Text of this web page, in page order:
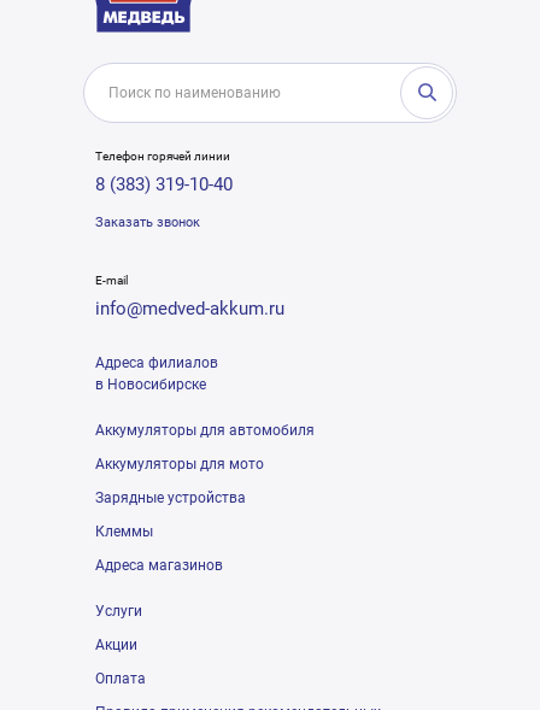
Телефон горячей линии
8 (383) 319-10-40
Заказать звонок
E-mail
info@medved-akkum.ru
Адреса филиалов
в Новосибирске
Аккумуляторы для автомобиля
Аккумуляторы для мото
Зарядные устройства
Клеммы
Адреса магазинов
Услуги
Акции
Оплата